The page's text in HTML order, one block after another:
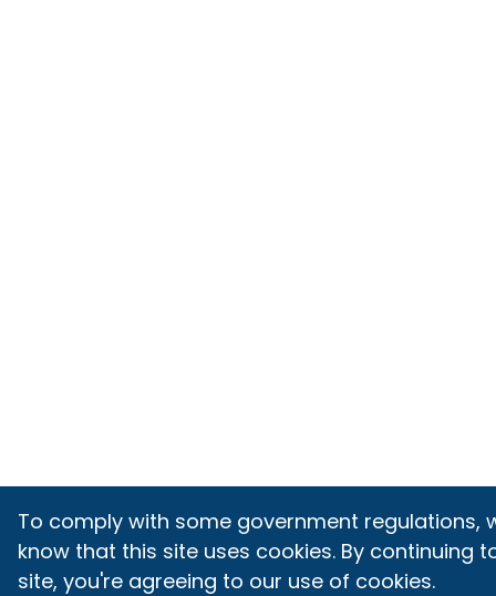
To comply with some government regulations,
know that this site uses cookies. By continuing
site, you're agreeing to our use of cookies.